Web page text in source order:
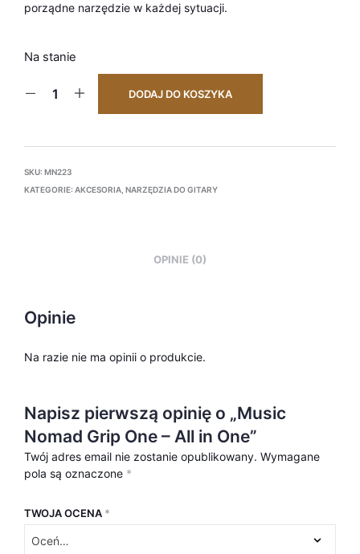
porządne narzędzie w każdej sytuacji.
Na stanie
DODAJ DO KOSZYKA
SKU: MN223
KATEGORIE: AKCESORIA NARZĘDZIA DO GITARY
OPINIE (0)
Opinie
Na razie nie ma opinii o produkcie.
Napisz pierwszą opinię o „Music
Nomad Grip One – All in One”
Twój adres email nie zostanie opublikowany. Wymagane
pola są oznaczone *
TWOJA OCENA *